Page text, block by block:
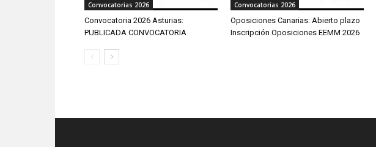
Convocatorias 2026
Convocatoria 2026 Asturias:
PUBLICADA CONVOCATORIA
Convocatorias 2026
Oposiciones Canarias: Abierto plazo
Inscripción Oposiciones EEMM 2026